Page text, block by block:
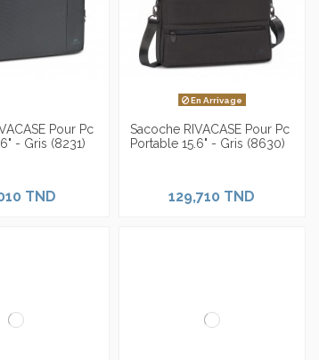
Pour Pc
- Gris (8231)
TND
En Arrivage
Sacoche RIVACASE Pour Pc
Portable 15.6" - Gris (8630)
129,710 TND